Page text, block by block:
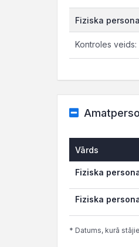
Fiziska persona
Kontroles veids:
Vārds
Fiziska
Fiziska
* Datums, kurā